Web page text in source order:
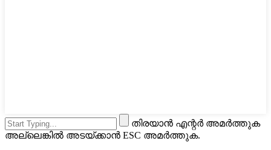
തിരയാൻ എന്റർ അമർത്തുക
അല്ലെങ്കിൽ അടയ്ക്കാൻ ESC അമർത്തുക.